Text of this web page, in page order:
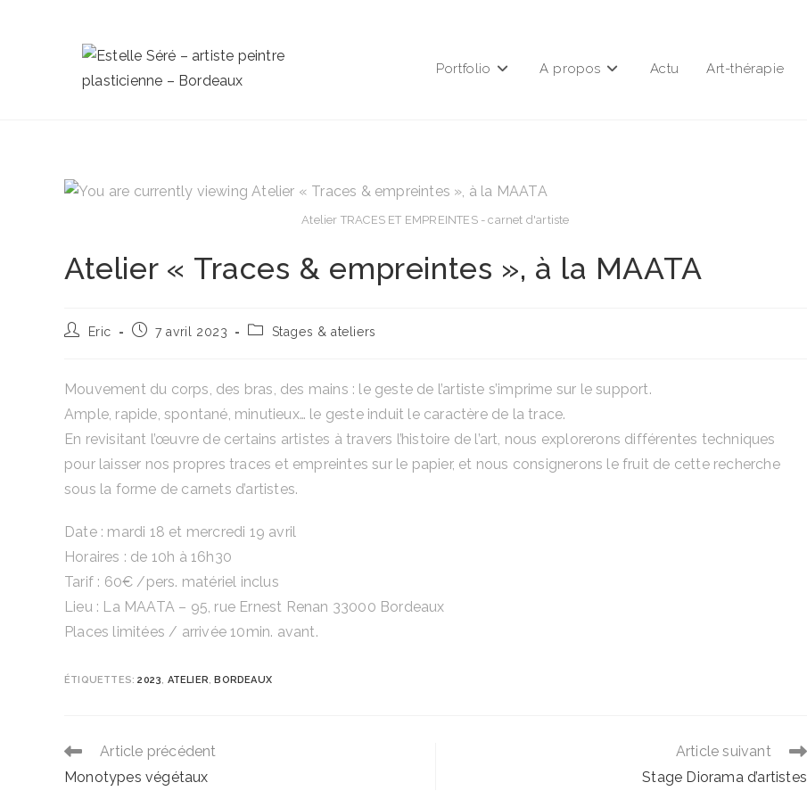
Portfolio A propos Actu Art-thérapie
Atelier TRACES ET EMPREINTES - carnet d'artiste
Atelier « Traces & empreintes », à la MAATA
Eric 7 avril 2023 Stages & ateliers
Mouvement du corps, des bras, des mains : le geste de l’artiste s’imprime sur le support.
Ample, rapide, spontané, minutieux… le geste induit le caractère de la trace.
En revisitant l’œuvre de certains artistes à travers l’histoire de l’art, nous explorerons différentes techniques
pour laisser nos propres traces et empreintes sur le papier, et nous consignerons le fruit de cette recherche
sous la forme de carnets d’artistes.
Date : mardi 18 et mercredi 19 avril
Horaires : de 10h à 16h30
Tarif : 60€ /pers. matériel inclus
Lieu : La MAATA – 95, rue Ernest Renan 33000 Bordeaux
Places limitées / arrivée 10min. avant.
ÉTIQUETTES:2023, ATELIER, BORDEAUX
Article précédent
Monotypes végétaux
Article suivant
Stage Diorama d’artistes